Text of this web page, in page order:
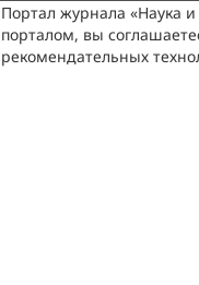
Портал журнала «Наука
порталом, вы
рекомендательных